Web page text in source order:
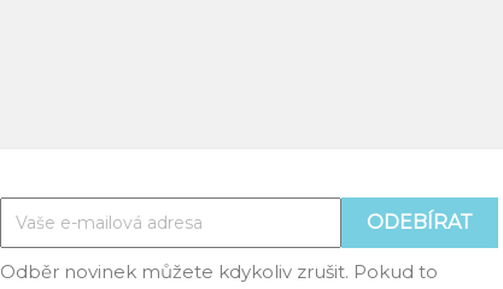
Odběr novinek můžete kdykoliv zrušit. Pokud to